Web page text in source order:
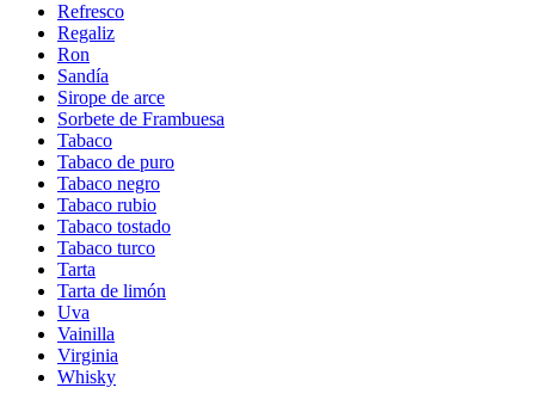
Refresco
Regaliz
Ron
Sandía
Sirope de arce
Sorbete de Frambuesa
Tabaco
Tabaco de puro
Tabaco negro
Tabaco rubio
Tabaco tostado
Tabaco turco
Tarta
Tarta de limón
Uva
Vainilla
Virginia
Whisky